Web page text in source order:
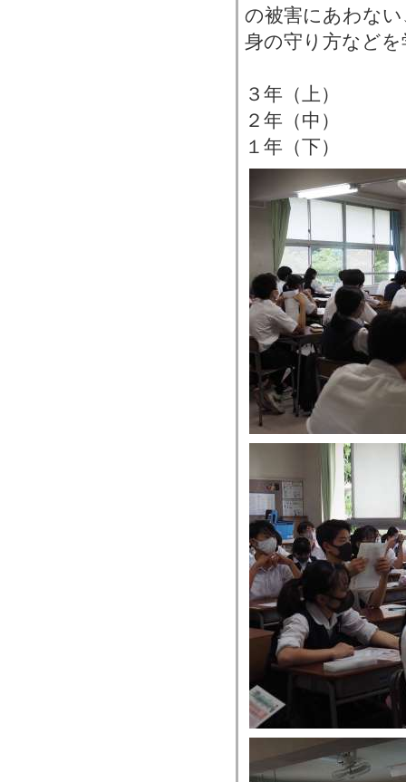
の被害にあわな
身の守り方など
３年（上）
２年（中）
１年（下）